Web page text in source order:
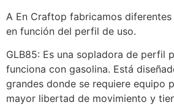
A En Craftop fabricamos
en función del perfil de uso.
GLB85: Es una sopladora de perfil
funciona con gasolina. Está
grandes donde se requiere equipo
mayor libertad de movimiento y